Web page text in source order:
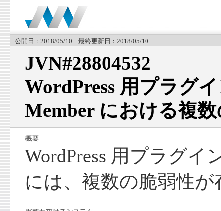
公開日：2018/05/10 最終更新日：2018/05/10
JVN#28804532
WordPress 用プラグ
Member における複
WordPress 用プラグイ
には、複数の脆弱性